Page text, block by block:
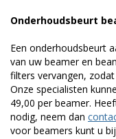
Onderhoudsbeurt
Een onderhoudsbeurt
van uw beamer en
filters vervangen,
Onze specialisten
49,00 per beamer.
nodig, neem dan
voor beamers kunt u